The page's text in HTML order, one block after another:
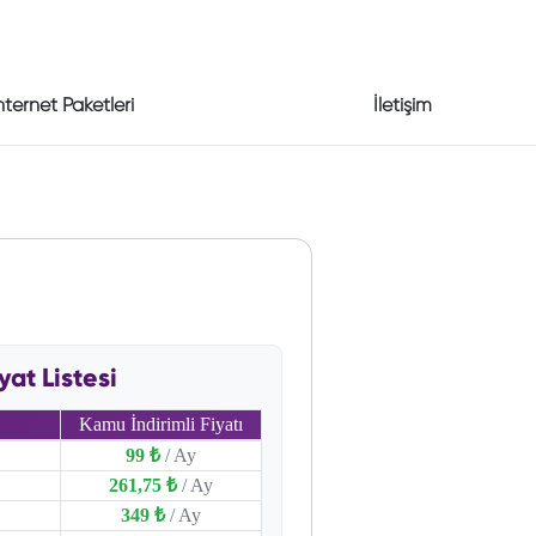
Paketleri İletişim
Listesi
Kamu İndirimli Fiyatı
99 ₺ / Ay
261,75 ₺ / Ay
349 ₺ / Ay